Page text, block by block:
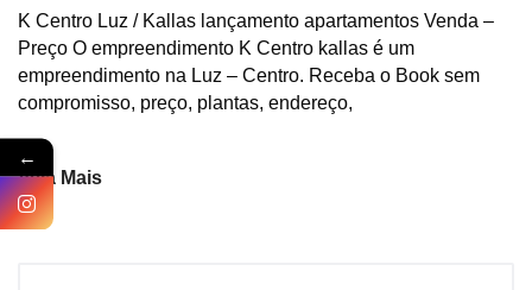
K Centro Luz / Kallas lançamento apartamentos Venda –
Preço O empreendimento K Centro kallas é um
empreendimento na Luz – Centro. Receba o Book sem
compromisso, preço, plantas, endereço,
Veja Mais
←